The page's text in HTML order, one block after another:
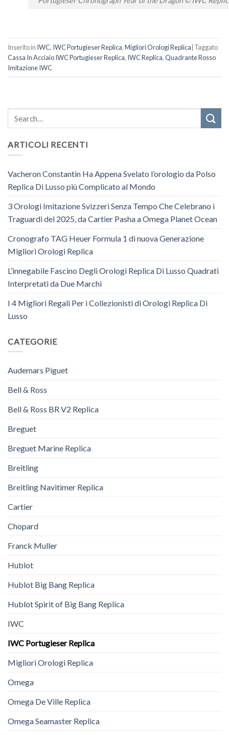
Inserito in IWC, IWC Portugieser Replica,Migliori Orologi Replica| Taggato
Cassa In Acciaio IWC Portugieser Replica, IWC Replica,Quadrante Rosso
Imitazione IWC
ARTICOLI RECENTI
Vacheron Constantin Ha Appena Svelato l’orologio da Polso
Replica Di Lusso più Complicato al Mondo
3 Orologi Imitazione Svizzeri Senza Tempo Che Celebrano i
Traguardi del 2025, da Cartier Pasha a Omega Planet Ocean
Cronografo TAG Heuer Formula 1 di nuova Generazione
Migliori Orologi Replica
L’innegabile Fascino Degli Orologi Replica Di Lusso Quadrati
Interpretati da Due Marchi
I 4 Migliori Regali Per i Collezionisti di Orologi Replica Di
Lusso
CATEGORIE
Audemars Piguet
Bell & Ross
Bell & Ross BR V2 Replica
Breguet
Breguet Marine Replica
Breitling
Breitling Navitimer Replica
Cartier
Chopard
Franck Muller
Hublot
Hublot Big Bang Replica
Hublot Spirit of Big Bang Replica
IWC
IWC Portugieser Replica
Migliori Orologi Replica
Omega
Omega De Ville Replica
Omega Seamaster Replica